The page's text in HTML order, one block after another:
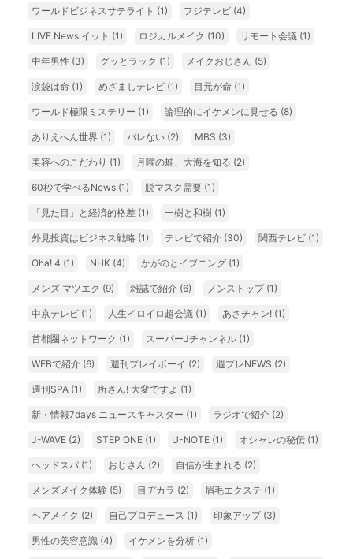
ワールドビジネスサテライト (1) フジテレビ (4)
LIVE News イット (1) ロジカルメイク (10) リモート会議 (1)
中年男性 (3) グッとラック (1) メイクおじさん (5)
涙袋は命 (1) めざましテレビ (1) 目元が命 (1)
ワールド極限ミステリー (1) 論理的にイケメンに見せる (8)
ありえへん世界 (1) バレない (2) MBS (3)
美容へのこだわり (1) 月曜の蛙、大海を知る (2)
60秒で学べるNews (1) 脱マスク需要 (1)
「見た目」と経済的格差 (1) 一樹と和樹 (1)
外見投資はビジネス戦略 (1) テレビで紹介 (30) 関西テレビ (1)
Oha! 4 (1) NHK (4) かがのとイブニング (1)
メンズ マツエク (9) 雑誌で紹介 (6) ノンストップ (1)
中京テレビ (1) 人生イロイロ超会議 (1) あさチャン! (1)
首都圏ネットワーク (1) スーパーJチャンネル (1)
WEBで紹介 (6) 週刊プレイボーイ (2) 週プレNEWS (2)
週刊SPA (1) 所さん! 大変ですよ (1)
新・情報7days ニュースキャスター (1) ラジオで紹介 (2)
J-WAVE (2) STEP ONE (1) U-NOTE (1) オシャレの秘伝 (1)
ヘッドスパ (1) おじさん (2) 自信が生まれる (2)
メンズメイク体験 (5) 目ヂカラ (2) 眉毛エクステ (1)
ヘアメイク (2) 自己プロデュース (1) 印象アップ (3)
男性の美容意識 (4) イケメンを分析 (1)